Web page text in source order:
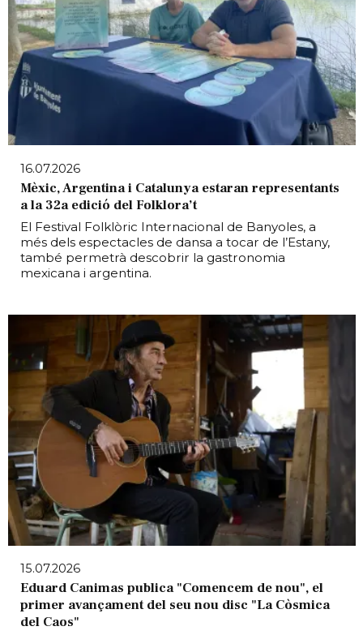
16.07.2026
Mèxic, Argentina i Catalunya estaran representants
a la 32a edició del Folklora’t
El Festival Folklòric Internacional de Banyoles, a
més dels espectacles de dansa a tocar de l’Estany,
també permetrà descobrir la gastronomia
mexicana i argentina.
15.07.2026
Eduard Canimas publica "Comencem de nou", el
primer avançament del seu nou disc "La Còsmica
del Caos"